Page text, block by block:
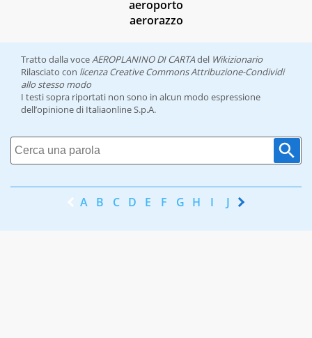
aeroporto
aerorazzo
Tratto dalla voceAEROPLANINO DI CARTAdel Wikizionario
Rilasciato con licenza Creative Commons Attribuzione-Condividi
allo stesso modo
I testi sopra riportati non sono in alcun modo espressione
dell’opinione di Italiaonline S.p.A.
A B C D E F G H I J K